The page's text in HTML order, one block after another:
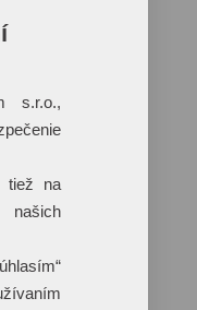
s.r.o.,
tiež na
našich